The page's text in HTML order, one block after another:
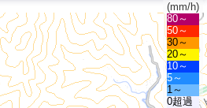
(mm/h)
80～
50～
30～
20～
10～
5～
1～
0超過